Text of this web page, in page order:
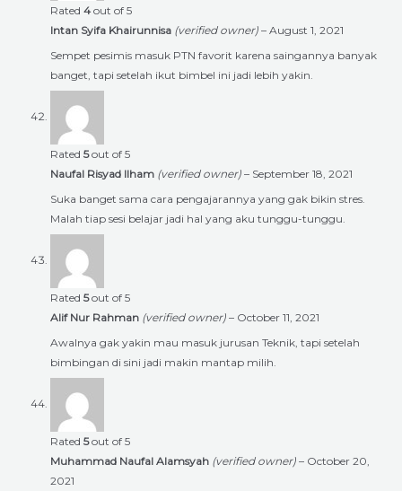
Rated 4 out of 5
Intan Syifa Khairunnisa (verified owner) – August 1, 2021
Sempet pesimis masuk PTN favorit karena saingannya banyak
banget, tapi setelah ikut bimbel ini jadi lebih yakin.
Rated 5out of 5
Naufal Risyad Ilham (verified owner) – September 18, 2021
Suka banget sama cara pengajarannya yang gak bikin stres.
Malah tiap sesi belajar jadi hal yang aku tunggu-tunggu.
Rated 5out of 5
Alif Nur Rahman (verified owner) – October 11, 2021
Awalnya gak yakin mau masuk jurusan Teknik, tapi setelah
bimbingan di sini jadi makin mantap milih.
Rated 5out of 5
Muhammad Naufal Alamsyah (verified owner) – October 20,
2021